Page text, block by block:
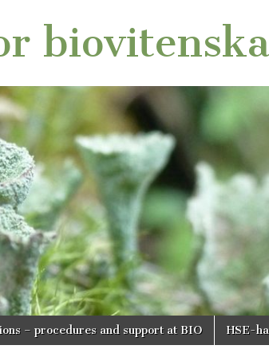
– procedures and support at BIO HSE-